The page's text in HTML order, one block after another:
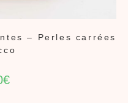
– Perles carrées
€